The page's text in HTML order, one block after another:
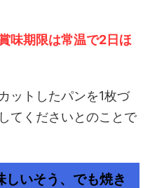
味期限は常温で2日ほ
ットしたパンを1枚づ
てくださいとのことで
しいそう、でも焼き